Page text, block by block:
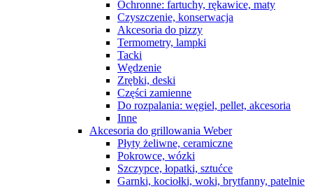
Ochronne: fartuchy, rękawice, maty
Czyszczenie, konserwacja
Akcesoria do pizzy
Termometry, lampki
Tacki
Wędzenie
Zrębki, deski
Części zamienne
Do rozpalania: węgiel, pellet, akcesoria
Inne
Akcesoria do grillowania Weber
Płyty żeliwne, ceramiczne
Pokrowce, wózki
Szczypce, łopatki, sztućce
Garnki, kociołki, woki, brytfanny, patelnie